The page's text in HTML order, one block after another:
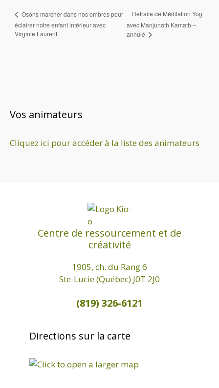
Osons marcher dans nos ombres pour
éclairer notre enfant intérieur avec
Virginie Laurent
Retraite de Méditation Yog
avec Manjunath Kamath –
annulé
Vos animateurs
Cliquez ici pour accéder à la liste des animateurs
Centre de ressourcement et de
créativité
1905, ch. du Rang 6
Ste-Lucie (Québec) J0T 2J0
(819) 326-6121
Directions sur la carte